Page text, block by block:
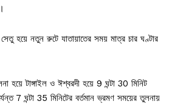
সেতু হয়ে নতুন রুটে যাতায়াতের সময় মাত্র চার ঘণ্টার
হয়ে টাঙ্গাইল ও ঈশ্বরদী হয়ে 9 ঘন্টা 30 মিনিট
7 ঘন্টা 35 মিনিটের বর্তমান ভ্রমণ সময়ের তুলনায়